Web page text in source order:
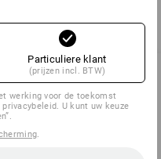
27 64
Particuliere klant
(prijzen incl. BTW)
werking voor de toekomst
U kunt uw keuze